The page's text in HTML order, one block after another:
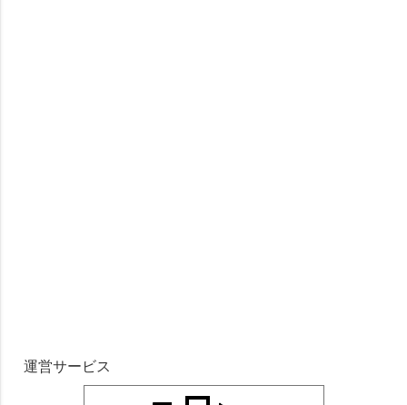
運営サービス